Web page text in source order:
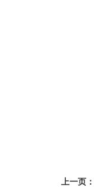
上一页：